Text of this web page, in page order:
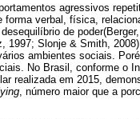
agressivos
verbal, física,
de
1997; Slonje & Smith,
ambientes sociais.
No Brasil, conforme o
realizada em 2015,
, número maior que a